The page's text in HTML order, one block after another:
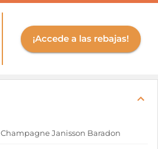
¡Accede a las rebajas!
Champagne Janisson Baradon